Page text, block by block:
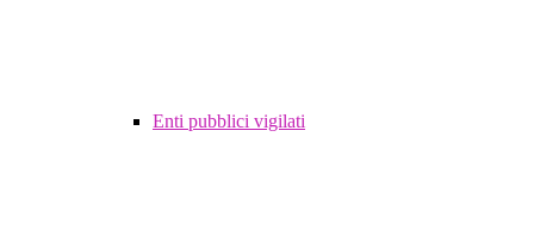
Enti pubblici vigilati